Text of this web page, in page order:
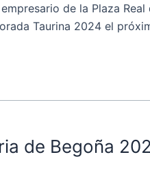
empresario de la Plaza
Taurina 2024 el
de Begoña